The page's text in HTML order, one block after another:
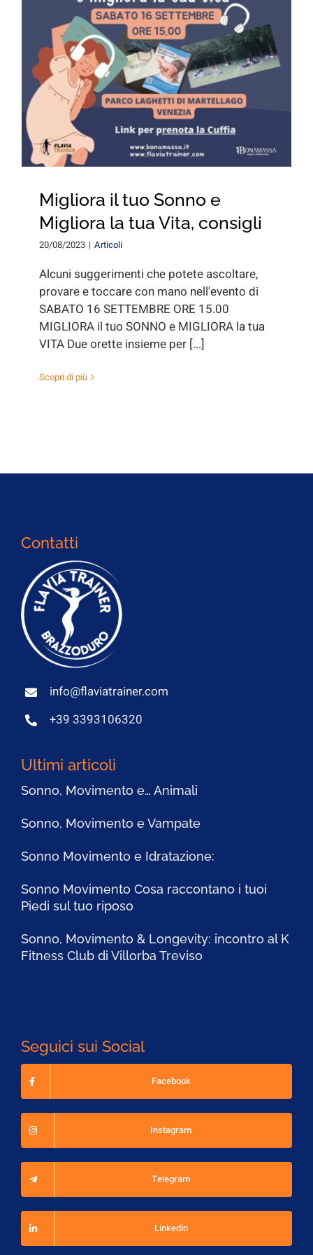
Migliora il tuo Sonno e
Migliora la tua Vita, consigli
20/08/2023 | Articoli
Alcuni suggerimenti che potete ascoltare,
provare e toccare con mano nell'evento di
SABATO 16 SETTEMBRE ORE 15.00
MIGLIORA il tuo SONNO e MIGLIORA la tua
VITA Due orette insieme per [...]
Scopri di più
Contatti
info@flaviatrainer.com
+39 3393106320
Ultimi articoli
Sonno, Movimento e… Animali
Sonno, Movimento e Vampate
Sonno Movimento e Idratazione:
Sonno Movimento Cosa raccontano i tuoi
Piedi sul tuo riposo
Sonno, Movimento & Longevity: incontro al K
Fitness Club di Villorba Treviso
Seguici sui Social
Facebook
Instagram
Telegram
Linkedin